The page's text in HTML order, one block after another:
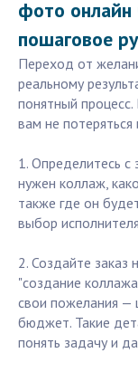
фото
пошаговое
Переход от
реальному
понятный
вам не
1. Определитесь с
нужен коллаж,
также где он
выбор
2. Создайте заказ
"создание
свои пожелания —
бюджет. Такие
понять задачу и